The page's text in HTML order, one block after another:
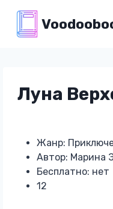
содержимому
Луна
Жанр:
Автор: Марина
Бесплатно: нет
12